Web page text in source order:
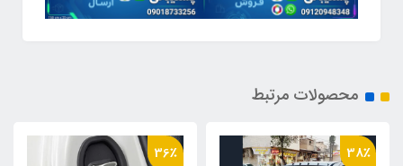
محصولات مرتبط
36٪ 19٪